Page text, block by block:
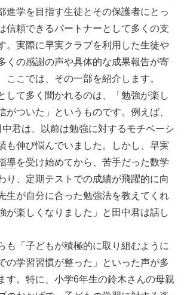
進学を目指す生徒とその保護者にとっ
信頼できるパートナーとして多くの支
。実際に早実クラブを利用した生徒や
くの感謝の声や具体的な成果報告が寄
ここでは、その一部を紹介します。
して多く聞かれるのは、「勉強が楽し
がついた」というものです。例えば、
君は、以前は勉強に対するモチベーシ
も伸び悩んでいました。しかし、早実
導を受け始めてから、苦手だった数学
り、定期テストでの成績が飛躍的に向
生が自分に合った勉強法を教えてくれ
が楽しくなりました」と田中君は話し
も「子どもが積極的に取り組むように
の学習習慣が整った」といった声が多
す。特に、小学6年生の鈴木さんの母親